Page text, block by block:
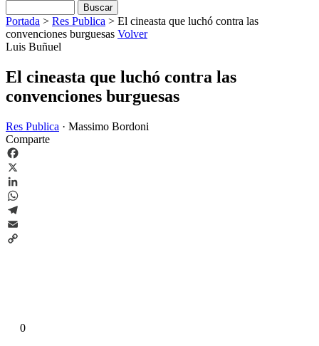
Portada > Res Publica > El cineasta que luchó contra las
convenciones burguesas Volver
Luis Buñuel
El cineasta que luchó contra las
convenciones burguesas
Res Publica · Massimo Bordoni
Comparte
Facebook
X
LinkedIn
WhatsApp
Telegram
Email
0